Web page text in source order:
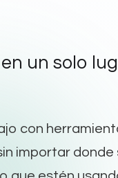
un solo
con
importar donde